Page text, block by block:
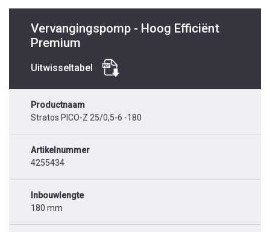
Vervangingspomp - Hoog Efficiënt
Premium
Uitwisseltabel
Productnaam
Stratos PICO-Z 25/0,5-6 -180
Artikelnummer
4255434
Inbouwlengte
180 mm